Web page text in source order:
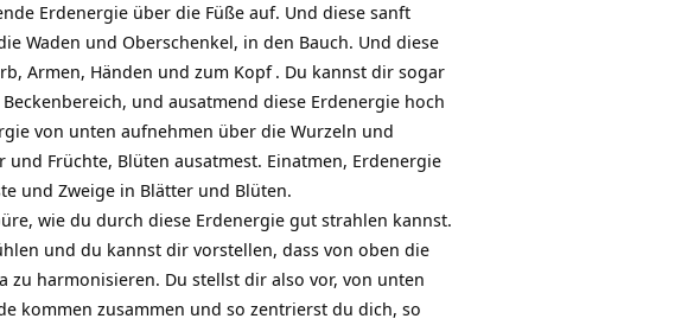
Erdenergie über die Füße auf. Und diese sanft
Waden und Oberschenkel, in den Bauch. Und diese
Armen, Händen und zum Kopf . Du kannst dir sogar
und ausatmend diese Erdenergie hoch
von unten aufnehmen über die Wurzeln und
Früchte, Blüten ausatmest. Einatmen, Erdenergie
und Zweige in Blätter und Blüten.
wie du durch diese Erdenergie gut strahlen kannst.
und du kannst dir vorstellen, dass von oben die
zu harmonisieren. Du stellst dir also vor, von unten
kommen zusammen und so zentrierst du dich, so